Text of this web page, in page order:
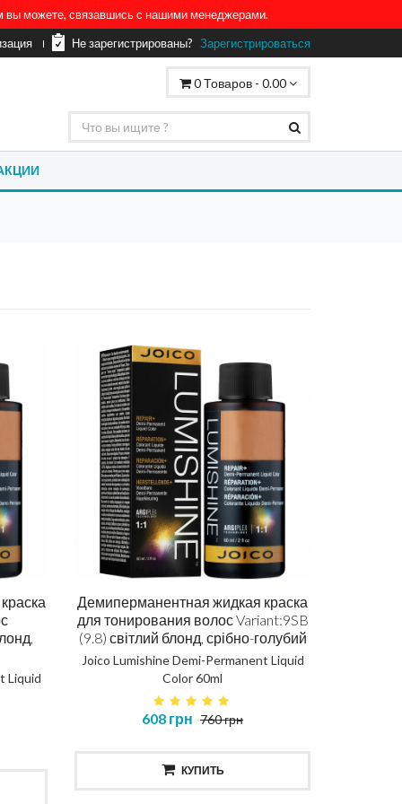
вы можете, связавшись с нашими менеджерами.
Не зарегистрированы? Зарегистрироваться
0Товаров - 0.00
Liquid
Демиперманентная жидкая краска
для тонирования волос Variant:9SB
(9.8) світлий блонд, срібно-голубий
Joico Lumishine Demi-Permanent Liquid
Color 60ml
608 грн 760 грн
КУПИТЬ